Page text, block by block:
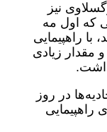
نیز
که اول مه
شد، با راهپیمایی
زیادی
داشت.
در روز
راهپیمایی